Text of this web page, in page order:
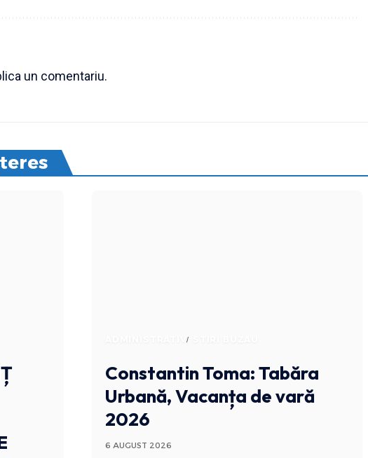
un comentariu.
ADMINISTRATIV
Constantin Toma: Tabăra
Urbană, Vacanța de vară
2026
6 AUGUST 2026